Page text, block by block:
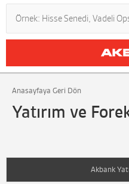
Anasayfaya Geri Dön
Yatırım ve
Akbank